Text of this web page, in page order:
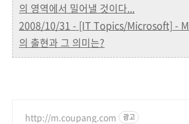
의 영역에서 밀어낼 것이다...
2008/10/31 - [IT Topics/Microsoft] -
의 출현과 그 의미는?
http://m.coupang.com 광고